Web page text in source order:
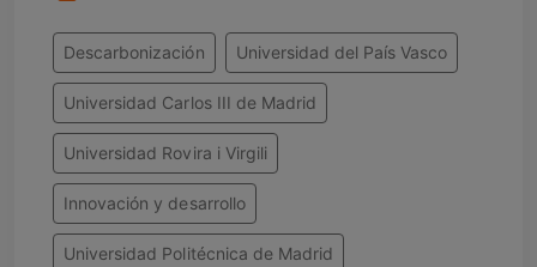
Descarbonización Universidad del País Vasco
Universidad Carlos III de Madrid
Universidad Rovira i Virgili
Innovación y desarrollo
Universidad Politécnica de Madrid